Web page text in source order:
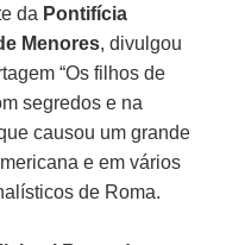
da Pontifícia
Menores, divulgou
“Os filhos de
segredos e na
causou um grande
e em vários
de Roma.